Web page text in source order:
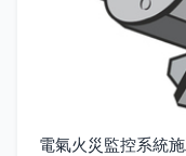
電氣火災監控系統